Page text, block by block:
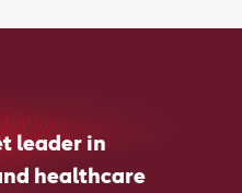
leader in
healthcare